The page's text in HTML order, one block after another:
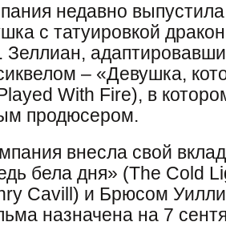
недавно
с татуировкой
Зеллиан,
– «Девушка,
With Fire), в
продюсером.
внесла свой
бела дня» (The Cold
Cavill) и Брюсом
назначена на 7